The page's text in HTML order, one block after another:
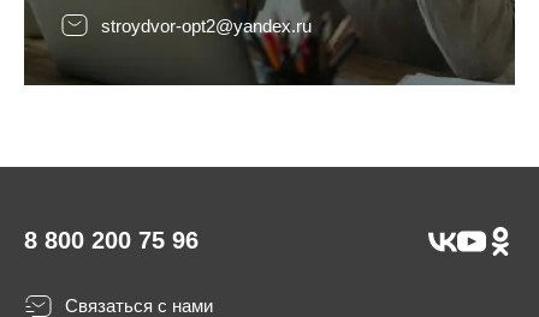
stroydvor-opt2@yandex.ru
8 800 200 75 96
Связаться с нами